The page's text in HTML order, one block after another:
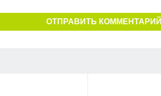
ОТПРАВИТЬ КОММЕНТАРИЙ